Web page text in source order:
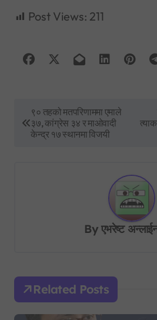
Post Views: 211
o
a
t
९० तहको मतपरिणाममा एमाले
३७, कांग्रेस ३४ र माओवादी
केन्द्र १७ स्थानमा विजयी
Byएभरेष्ट
Related Posts